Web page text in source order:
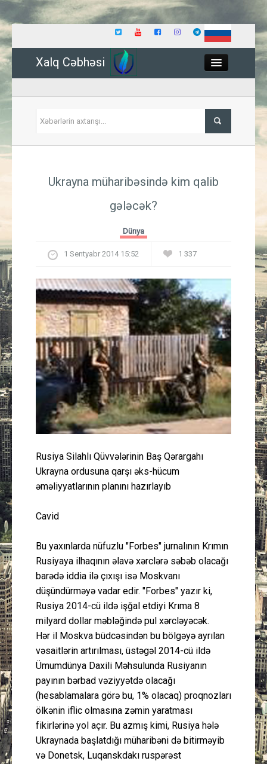
Xalq Cəbhəsi
İqtisadiyyat
Güney Azərbaycan
Mədəniyyət
Müsahibə
İdman
Layihə
Gündəm
Ukrayna müharibəsində kim qalib
gələcək?
Dünya
1 Sentyabr 2014 15:52 1 337
Rusiya Silahlı Qüvvələrinin Baş Qərargahı
Ukrayna ordusuna qarşı əks-hücum
əməliyyatlarının planını hazırlayıb
Cavid
Bu yaxınlarda nüfuzlu "Forbes" jurnalının Krımın
Rusiyaya ilhaqının əlavə xərclərə səbəb olacağı
barədə iddia ilə çıxışı isə Moskvanı
düşündürməyə vadar edir. "Forbes" yazır ki,
Rusiya 2014-cü ildə işğal etdiyi Krıma 8
milyard dollar məbləğində pul xərcləyəcək.
Hər il Moskva büdcəsindən bu bölgəyə ayrılan
vəsaitlərin artırılması, üstəgəl 2014-cü ildə
Ümumdünya Daxili Məhsulunda Rusiyanın
payının bərbad vəziyyətdə olacağı
(hesablamalara görə bu, 1% olacaq) proqnozları
ölkənin iflic olmasına zəmin yaratması
fikirlərinə yol açır. Bu azmış kimi, Rusiya hələ
Ukraynada başlatdığı müharibəni də bitirməyib
və Donetsk, Luqanskdakı ruspərəst